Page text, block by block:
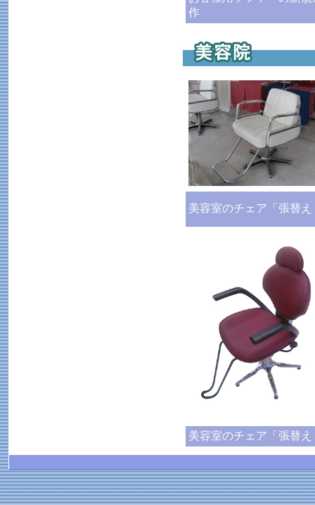
作
美容室のチェア「張替え
美容室のチェア「張替え